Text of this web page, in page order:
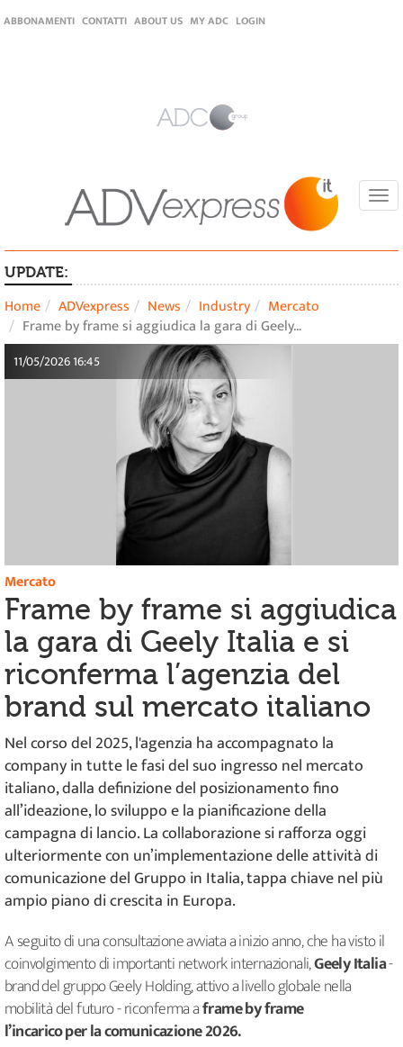
ABBONAMENTI CONTATTI ABOUT US MY ADC LOGIN
UPDATE:
Home ADVexpress News Industry
Mercato
Frame by frame si aggiudica la gara di Geely…
11/05/2026 16:45
Mercato
Frame by frame si aggiudica
la gara di Geely Italia e si
riconferma l’agenzia del
brand sul mercato italiano
Nel corso del 2025, l'agenzia ha accompagnato la
company in tutte le fasi del suo ingresso nel mercato
italiano, dalla definizione del posizionamento fino
all’ideazione, lo sviluppo e la pianificazione della
campagna di lancio. La collaborazione si rafforza oggi
ulteriormente con un’implementazione delle attività di
comunicazione del Gruppo in Italia, tappa chiave nel più
ampio piano di crescita in Europa.
A seguito di una consultazione avviata a inizio anno, che ha visto il
coinvolgimento di importanti network internazionali,Geely Italia-
brand del gruppo Geely Holding, attivo a livello globale nella
mobilità del futuro - riconferma aframe by frame
l’incarico per la comunicazione 2026.